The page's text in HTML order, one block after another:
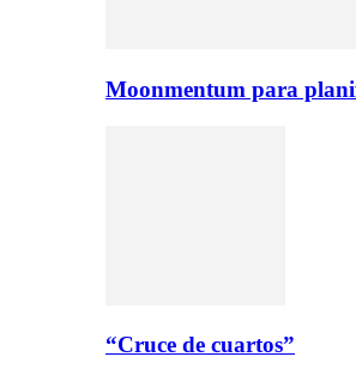
Moonmentum para
“Cruce de cuartos”